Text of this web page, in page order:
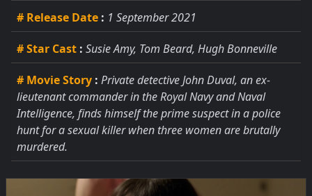
# Release Date : 1 September 2021
# Star Cast : Susie Amy, Tom Beard, Hugh Bonneville
# Movie Story : Private detective John Duval, an ex-
lieutenant commander in the Royal Navy and Naval
Intelligence, finds himself the prime suspect in a police
hunt for a sexual killer when three women are brutally
murdered.